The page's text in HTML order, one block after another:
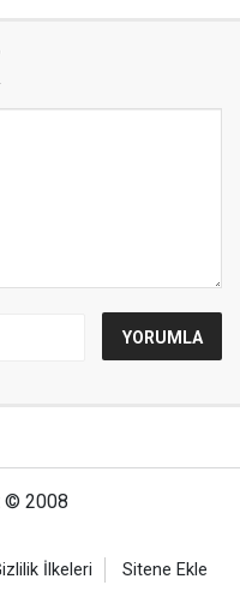
© 2008
İlkeleri Sitene Ekle